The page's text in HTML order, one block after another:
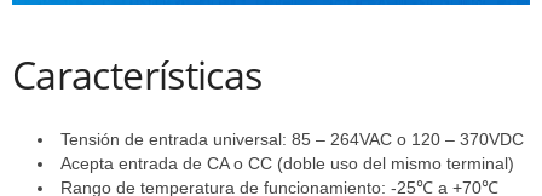
Características
Tensión de entrada universal: 85 – 264VAC o 120 – 370VDC
Acepta entrada de CA o CC (doble uso del mismo terminal)
Rango de temperatura de funcionamiento: -25℃ a +70℃